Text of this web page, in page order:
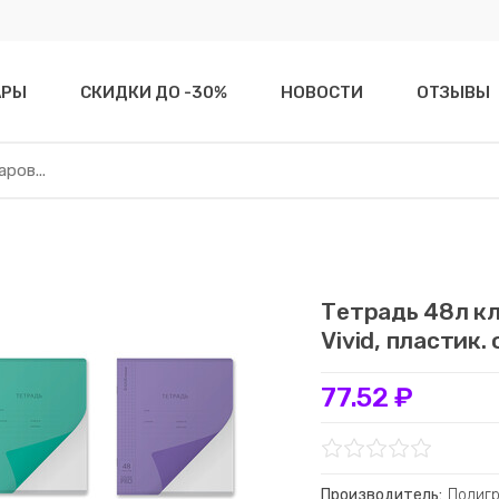
СКИДКИ ДО -30% НОВОСТИ ОТЗЫВЫ
Тетрадь 48л
Vivid,
77.52 ₽
Производитель: